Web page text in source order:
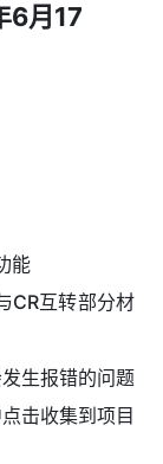
6月17
能
CR互转部分材
生报错的问题
击收集到项目